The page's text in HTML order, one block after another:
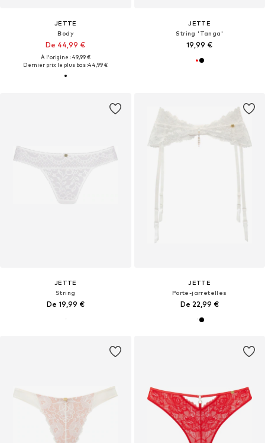
JETTE
Body
De 44,99 €
À l'origine : 49,99 €
Dernier prix le plus bas :44,99 €
JETTE
String 'Tanga'
19,99 €
JETTE
String
De 19,99 €
JETTE
Porte-jarretelles
De 22,99 €